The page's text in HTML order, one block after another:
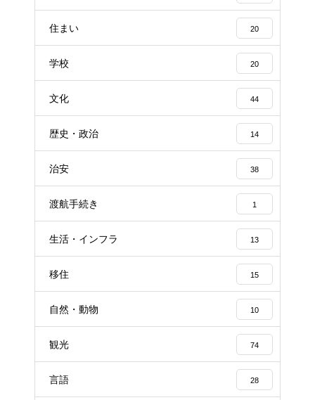
住まい 20
学校 20
文化 44
歴史・政治 14
治安 38
渡航手続き 1
生活・インフラ 13
移住 15
自然・動物 10
観光 74
言語 28